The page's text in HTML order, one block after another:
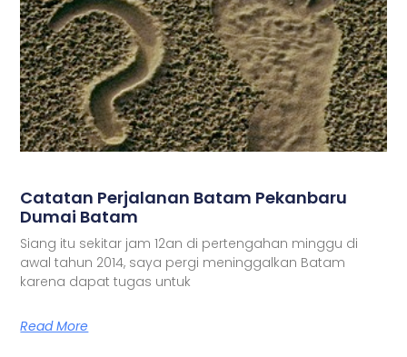
Catatan Perjalanan Batam Pekanbaru
Dumai Batam
Siang itu sekitar jam 12an di pertengahan minggu di
awal tahun 2014, saya pergi meninggalkan Batam
karena dapat tugas untuk
Read More